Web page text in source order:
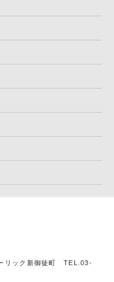
リック新御徒町 TEL.03-